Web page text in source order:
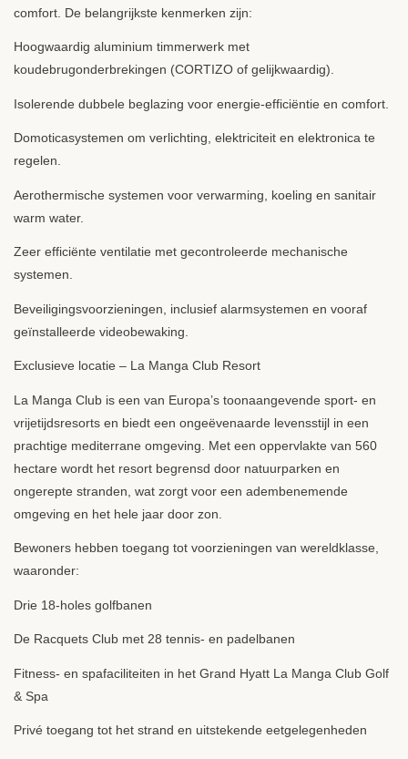
comfort. De belangrijkste kenmerken zijn:
Hoogwaardig aluminium timmerwerk met
koudebrugonderbrekingen (CORTIZO of gelijkwaardig).
Isolerende dubbele beglazing voor energie-efficiëntie en comfort.
Domoticasystemen om verlichting, elektriciteit en elektronica te
regelen.
Aerothermische systemen voor verwarming, koeling en sanitair
warm water.
Zeer efficiënte ventilatie met gecontroleerde mechanische
systemen.
Beveiligingsvoorzieningen, inclusief alarmsystemen en vooraf
geïnstalleerde videobewaking.
Exclusieve locatie – La Manga Club Resort
La Manga Club is een van Europa’s toonaangevende sport- en
vrijetijdsresorts en biedt een ongeëvenaarde levensstijl in een
prachtige mediterrane omgeving. Met een oppervlakte van 560
hectare wordt het resort begrensd door natuurparken en
ongerepte stranden, wat zorgt voor een adembenemende
omgeving en het hele jaar door zon.
Bewoners hebben toegang tot voorzieningen van wereldklasse,
waaronder:
Drie 18-holes golfbanen
De Racquets Club met 28 tennis- en padelbanen
Fitness- en spafaciliteiten in het Grand Hyatt La Manga Club Golf
& Spa
Privé toegang tot het strand en uitstekende eetgelegenheden